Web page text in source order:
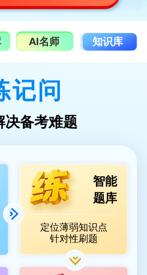
AI名师 知识库
记问
决备考难题
智能
题库
定位薄弱知识点
针对性刷题